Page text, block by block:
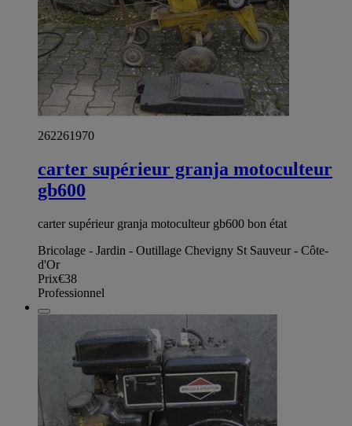
262261970
carter supérieur granja motoculteur
gb600
carter supérieur granja motoculteur gb600 bon état
Bricolage - Jardin - Outillage Chevigny St Sauveur - Côte-
d'Or
Prix€38
Professionnel